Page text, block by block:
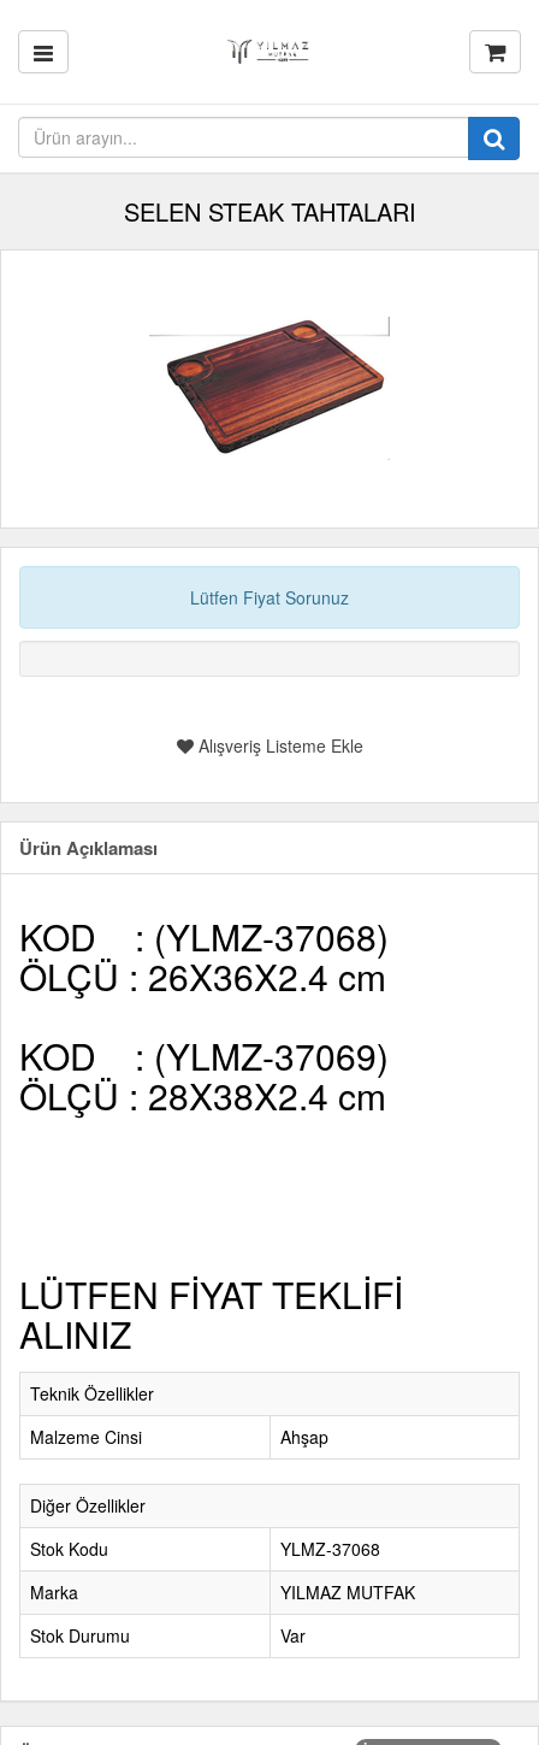
SELEN STEAK TAHTALARI
Lütfen Fiyat Sorunuz
Alışveriş Listeme Ekle
Ürün Açıklaması
KOD : (YLMZ-37068)
ÖLÇÜ : 26X36X2.4 cm
KOD : (YLMZ-37069)
ÖLÇÜ : 28X38X2.4 cm
LÜTFEN FİYAT TEKLİFİ
ALINIZ
Teknik Özellikler
Malzeme Cinsi
Ahşap
Diğer Özellikler
Stok Kodu
YLMZ-37068
Marka
YILMAZ MUTFAK
Stok Durumu
Var